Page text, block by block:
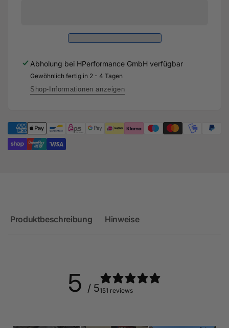
TSI/2L
TFSI(CCTA)/2.5LTTRS
4B5562H0.025
1.8L
TSI/2L
-
4B5562H0.025
Abholung bei HPerformance GmbH verfügbar
Gewöhnlich fertig in 2 - 4 Tagen
Shop-Informationen anzeigen
Produktbeschreibung Hinweise
5 / 5151 reviews